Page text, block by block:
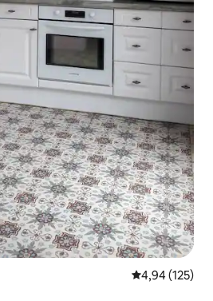
Prosječna
4,94 (125)